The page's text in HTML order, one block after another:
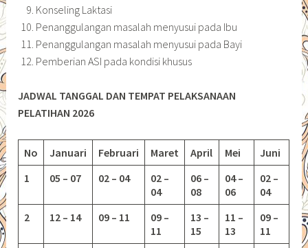
Konseling Laktasi
Penanggulangan masalah menyusui pada Ibu
Penanggulangan masalah menyusui pada Bayi
Pemberian ASI pada kondisi khusus
JADWAL TANGGAL DAN TEMPAT PELAKSANAAN
PELATIHAN 2026
No Januari Februari Maret April Mei
Juni
1
05 – 07 02 – 04
02 –
04
06 –
08
04 –
06
02 –
04
2
12 – 14 09 – 11
09 –
11
13 –
15
11 –
13
09 –
11